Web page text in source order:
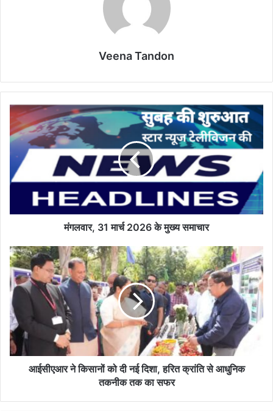
Veena Tandon
मंगलवार,
31
मार्च
2026
मुख्य
समाचार
मंगलवार, 31 मार्च 2026 के मुख्य समाचार
आईसीएआर
ने
किसानों
को
दी
नई
दिशा,
हरित
क्रांति
तक
आईसीएआर ने किसानों को दी नई दिशा, हरित क्रांति से आधुनिक
तकनीक तक का सफर